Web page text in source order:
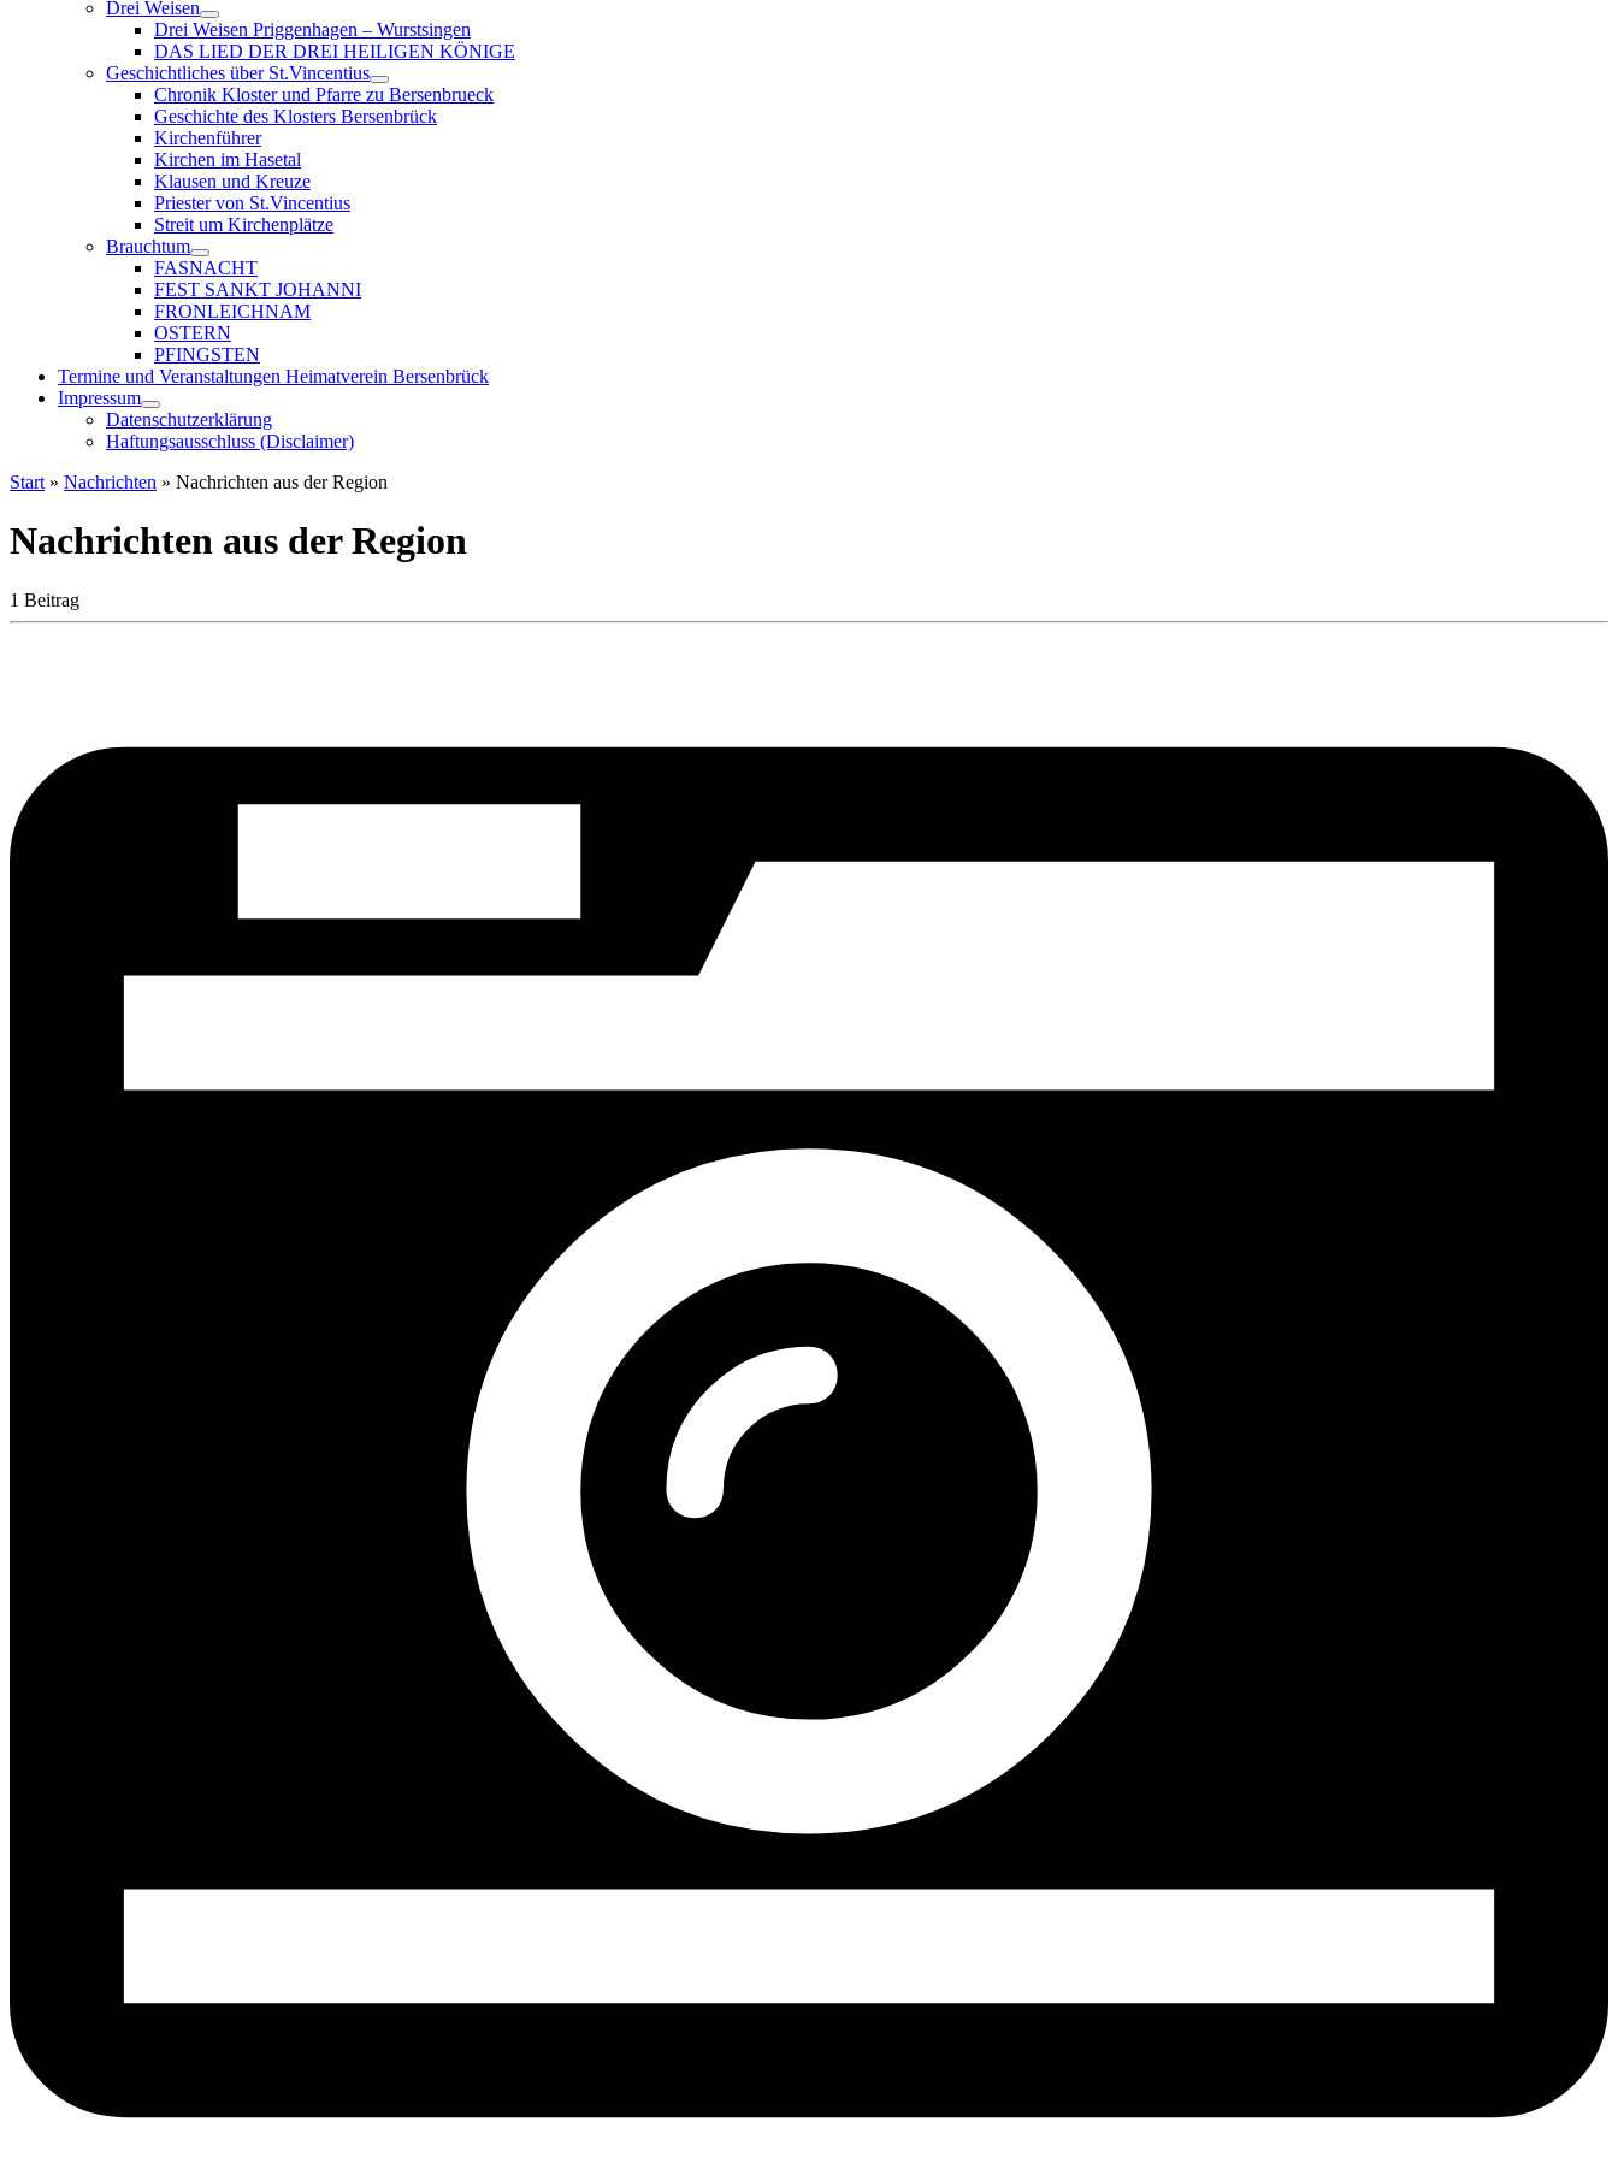
Drei Weisen
Drei Weisen Priggenhagen – Wurstsingen
DAS LIED DER DREI HEILIGEN KÖNIGE
Geschichtliches über St.Vincentius
Chronik Kloster und Pfarre zu Bersenbrueck
Geschichte des Klosters Bersenbrück
Kirchenführer
Kirchen im Hasetal
Klausen und Kreuze
Priester von St.Vincentius
Streit um Kirchenplätze
Brauchtum
FASNACHT
FEST SANKT JOHANNI
FRONLEICHNAM
OSTERN
PFINGSTEN
Termine und Veranstaltungen Heimatverein Bersenbrück
Impressum
Datenschutzerklärung
Haftungsausschluss (Disclaimer)
Start » Nachrichten » Nachrichten aus der Region
Nachrichten aus der Region
1 Beitrag